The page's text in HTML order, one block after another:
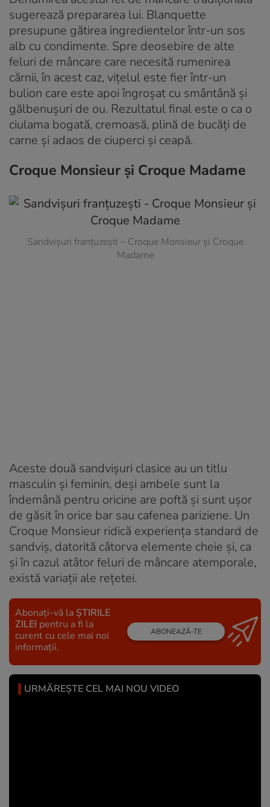
sugerează prepararea lui. Blanquette
presupune gătirea ingredientelor într-un sos
alb cu condimente. Spre deosebire de alte
feluri de mâncare care necesită rumenirea
cărnii, în acest caz, vițelul este fier într-un
bulion care este apoi îngroșat cu smântână și
gălbenușuri de ou. Rezultatul final este o ca o
ciulama bogată, cremoasă, plină de bucăți de
carne și adaos de ciuperci și ceapă.
Croque Monsieur și Croque Madame
Sandvișuri franțuzești – Croque Monsieur și Croque
Madame
Aceste două sandvișuri clasice au un titlu
masculin și feminin, deși ambele sunt la
îndemână pentru oricine are poftă și sunt ușor
de găsit în orice bar sau cafenea pariziene. Un
Croque Monsieur ridică experiența standard de
sandviș, datorită câtorva elemente cheie și, ca
și în cazul atâtor feluri de mâncare atemporale,
există variații ale rețetei.
Abonați-vă la ȘTIRILE
ZILEI pentru a fi la
curent cu cele mai noi
informații.
ABONEAZĂ-TE
URMĂREȘTE CEL MAI NOU VIDEO